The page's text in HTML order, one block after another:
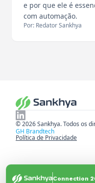
e por que ele é
com automação.
Por: Redator Sankhya
© 2026 Sankhya. Todos os
GH Brandtech
Política de Privacidade
Connection